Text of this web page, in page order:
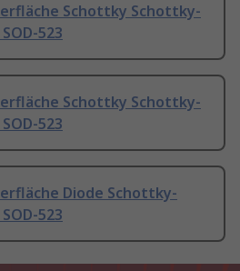
Schottky Schottky-
523
Schottky Schottky-
523
Diode Schottky-
523